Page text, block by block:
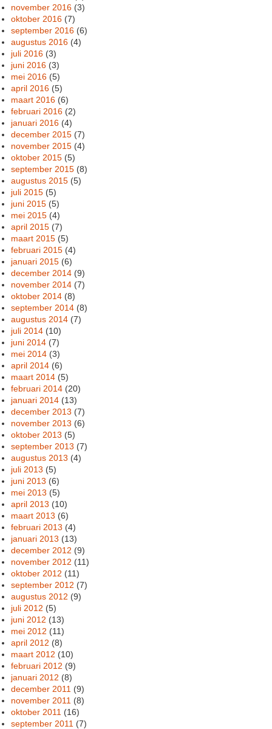
november 2016 (3)
oktober 2016 (7)
september 2016 (6)
augustus 2016 (4)
juli 2016 (3)
juni 2016 (3)
mei 2016 (5)
april 2016 (5)
maart 2016 (6)
februari 2016 (2)
januari 2016 (4)
december 2015 (7)
november 2015 (4)
oktober 2015 (5)
september 2015 (8)
augustus 2015 (5)
juli 2015 (5)
juni 2015 (5)
mei 2015 (4)
april 2015 (7)
maart 2015 (5)
februari 2015 (4)
januari 2015 (6)
december 2014 (9)
november 2014 (7)
oktober 2014 (8)
september 2014 (8)
augustus 2014 (7)
juli 2014 (10)
juni 2014 (7)
mei 2014 (3)
april 2014 (6)
maart 2014 (5)
februari 2014 (20)
januari 2014 (13)
december 2013 (7)
november 2013 (6)
oktober 2013 (5)
september 2013 (7)
augustus 2013 (4)
juli 2013 (5)
juni 2013 (6)
mei 2013 (5)
april 2013 (10)
maart 2013 (6)
februari 2013 (4)
januari 2013 (13)
december 2012 (9)
november 2012 (11)
oktober 2012 (11)
september 2012 (7)
augustus 2012 (9)
juli 2012 (5)
juni 2012 (13)
mei 2012 (11)
april 2012 (8)
maart 2012 (10)
februari 2012 (9)
januari 2012 (8)
december 2011 (9)
november 2011 (8)
oktober 2011 (16)
september 2011 (7)